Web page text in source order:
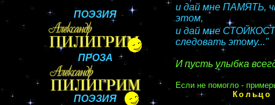
ПОЭЗИЯ
ПРОЗА
ПОЭЗИЯ
и дай мне ПАМЯТЬ,
этом,
и дай мне
следовать этому..."
И пусть улыбка
Если не помогло -